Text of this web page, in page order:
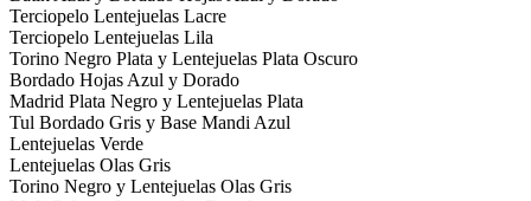
Terciopelo Lentejuelas Lacre
Terciopelo Lentejuelas Lila
Torino Negro Plata y Lentejuelas Plata Oscuro
Bordado Hojas Azul y Dorado
Madrid Plata Negro y Lentejuelas Plata
Tul Bordado Gris y Base Mandi Azul
Lentejuelas Verde
Lentejuelas Olas Gris
Torino Negro y Lentejuelas Olas Gris